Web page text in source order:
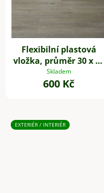
Flexibilní plastová
vložka, průměr 30 x 22
cm, 1 kus
Skladem
600 Kč
EXTERIÉR / INTERIÉR